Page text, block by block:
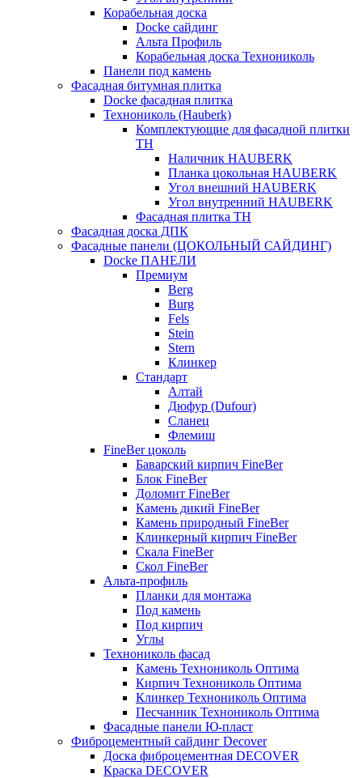
Корабельная доска
Docke сайдинг
Альта Профиль
Корабельная доска Технониколь
Панели под камень
Фасадная битумная плитка
Docke фасадная плитка
Технониколь (Hauberk)
Комплектующие для фасадной плитки
ТН
Наличник HAUBERK
Планка цокольная HAUBERK
Угол внешний HAUBERK
Угол внутренний HAUBERK
Фасадная плитка ТН
Фасадная доска ДПК
Фасадные панели (ЦОКОЛЬНЫЙ САЙДИНГ)
Docke ПАНЕЛИ
Премиум
Berg
Burg
Fels
Stein
Stern
Клинкер
Стандарт
Алтай
Дюфур (Dufour)
Сланец
Флемиш
FineBer цоколь
Баварский кирпич FineBer
Блок FineBer
Доломит FineBer
Камень дикий FineBer
Камень природный FineBer
Клинкерный кирпич FineBer
Скала FineBer
Скол FineBer
Альта-профиль
Планки для монтажа
Под камень
Под кирпич
Углы
Технониколь фасад
Камень Технониколь Оптима
Кирпич Технониколь Оптима
Клинкер Технониколь Оптима
Песчанник Технониколь Оптима
Фасадные панели Ю-пласт
Фиброцементный сайдинг Decover
Доска фиброцементная DECOVER
Краска DECOVER